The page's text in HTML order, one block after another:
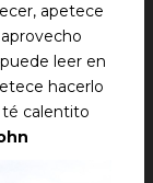
apetece
leer en
hacerlo
té calentito